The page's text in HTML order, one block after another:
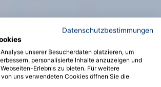
Datenschutzbestimmungen
unserer Besucherdaten platzieren, um
personalisierte Inhalte anzuzeigen und
Erlebnis zu bieten. Für weitere
uns verwendeten Cookies öffnen Sie die